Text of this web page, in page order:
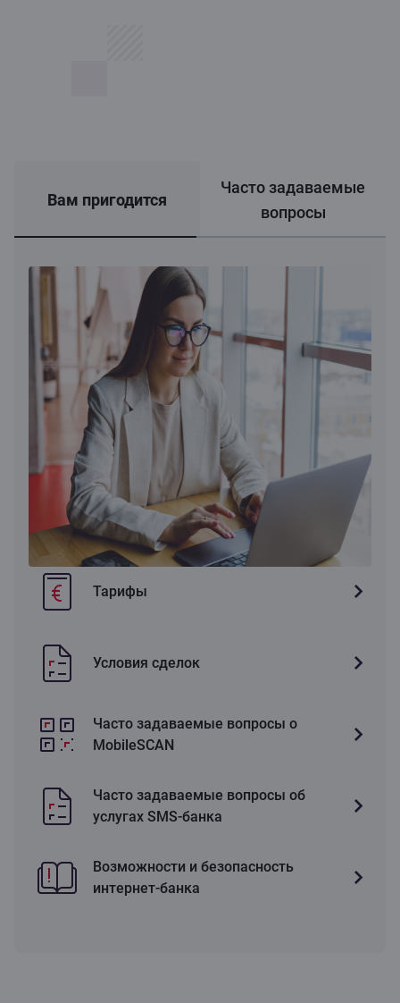
Вам пригодится
Часто задаваемые
вопросы
Тарифы
Условия сделок
Часто задаваемые вопросы о
MobileSCAN
Часто задаваемые вопросы об
услугах SMS-банка
Возможности и безопасность
интернет-банка